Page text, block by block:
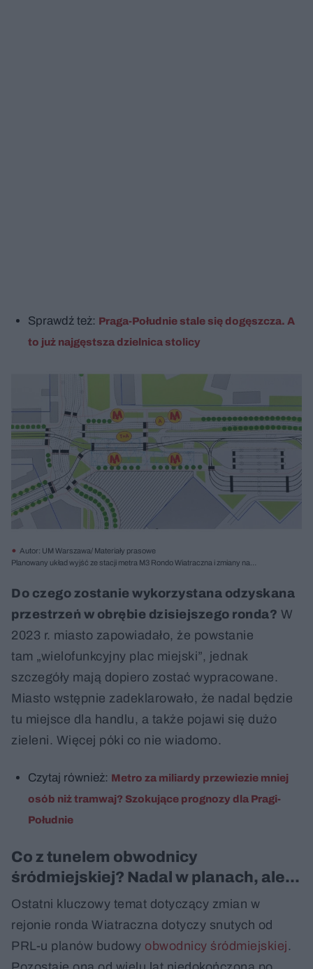
Sprawdź też: Praga-Południe stale się dogęszcza. A
to już najgęstsza dzielnica stolicy
Autor: UM Warszawa/ Materiały prasowe
Planowany układ wyjść ze stacji metra M3 Rondo Wiatraczna i zmiany na
Do czego zostanie wykorzystana odzyskana
przestrzeń w obrębie dzisiejszego ronda? W
2023 r. miasto zapowiadało, że powstanie
tam „wielofunkcyjny plac miejski”, jednak
szczegóły mają dopiero zostać wypracowane.
Miasto wstępnie zadeklarowało, że nadal będzie
tu miejsce dla handlu, a także pojawi się dużo
zieleni. Więcej póki co nie wiadomo.
Czytaj również: Metro za miliardy przewiezie mniej
osób niż tramwaj? Szokujące prognozy dla Pragi-
Południe
Co z tunelem obwodnicy
śródmiejskiej? Nadal w planach, ale...
Ostatni kluczowy temat dotyczący zmian w
rejonie ronda Wiatraczna dotyczy snutych od
PRL-u planów budowy obwodnicy śródmiejskiej .